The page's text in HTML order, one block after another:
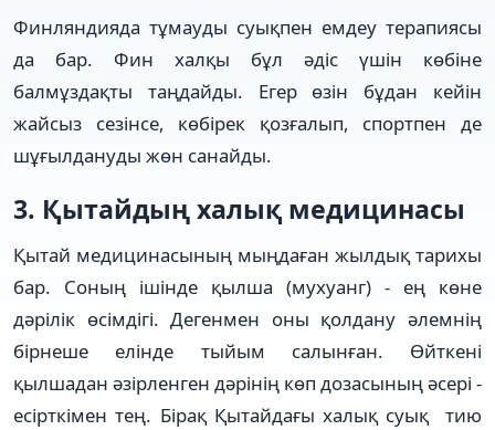
Финляндияда тұмауды суықпен емдеу терапиясы
да бар. Фин халқы бұл әдіс үшін көбіне
балмұздақты таңдайды. Егер өзін бұдан кейін
жайсыз сезінсе, көбірек қозғалып, спортпен де
шұғылдануды жөн санайды.
3. Қытайдың халық медицинасы
Қытай медицинаcының мыңдаған жылдық тарихы
бар. Соның ішінде қылша (мухуанг) - ең көне
дәрілік өсімдігі. Дегенмен оны қолдану әлемнің
бірнеше елінде тыйым салынған. Өйткені
қылшадан әзірленген дәрінің көп дозасының әсері -
есірткімен тең. Бірақ Қытайдағы халық суық тию